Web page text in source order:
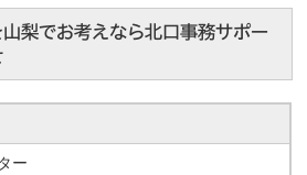
梨でお考えなら北口事務サポー
ー